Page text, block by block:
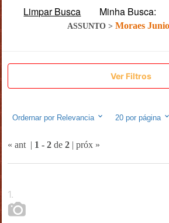
Limpar Busca Minha Busca:
ASSUNTO > Moraes
Ver Filtros
Ordernar por Relevancia 20por página
« ant | 1 - 2de 2| próx »
1.